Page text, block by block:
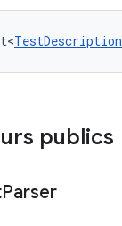
TestDescription
publics
Parser